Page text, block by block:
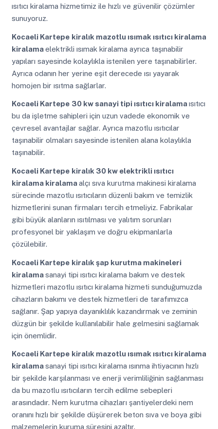
ısıtıcı kiralama hizmetimiz ile hızlı ve güvenilir çözümler
sunuyoruz.
Kocaeli Kartepe kiralık mazotlu ısımak ısıtıcı kiralama
kiralamaelektrikli ısımak kiralama ayrıca taşınabilir
yapıları sayesinde kolaylıkla istenilen yere taşınabilirler.
Ayrıca odanın her yerine eşit derecede ısı yayarak
homojen bir ısıtma sağlarlar.
Kocaeli Kartepe 30 kw sanayi tipi ısıtıcı kiralamaısıtıcı
bu da işletme sahipleri için uzun vadede ekonomik ve
çevresel avantajlar sağlar. Ayrıca mazotlu ısıtıcılar
taşınabilir olmaları sayesinde istenilen alana kolaylıkla
taşınabilir.
Kocaeli Kartepe kiralık 30 kw elektrikli ısıtıcı
kiralama kiralamaalçı sıva kurutma makinesi kiralama
sürecinde mazotlu ısıtıcıların düzenli bakım ve temizlik
hizmetlerini sunan firmaları tercih etmeliyiz. Fabrikalar
gibi büyük alanların ısıtılması ve yalıtım sorunları
profesyonel bir yaklaşım ve doğru ekipmanlarla
çözülebilir.
Kocaeli Kartepe kiralık şap kurutma makineleri
kiralamasanayi tipi ısıtıcı kiralama bakım ve destek
hizmetleri mazotlu ısıtıcı kiralama hizmeti sunduğumuzda
cihazların bakımı ve destek hizmetleri de tarafımızca
sağlanır. Şap yapıya dayanıklılık kazandırmak ve zeminin
düzgün bir şekilde kullanılabilir hale gelmesini sağlamak
için önemlidir.
Kocaeli Kartepe kiralık mazotlu ısımak ısıtıcı kiralama
kiralamasanayi tipi ısıtıcı kiralama ısınma ihtiyacının hızlı
bir şekilde karşılanması ve enerji verimliliğinin sağlanması
da bu mazotlu ısıtıcıların tercih edilme sebepleri
arasındadır. Nem kurutma cihazları şantiyelerdeki nem
oranını hızlı bir şekilde düşürerek beton sıva ve boya gibi
malzemelerin kuruma süresini azaltır.